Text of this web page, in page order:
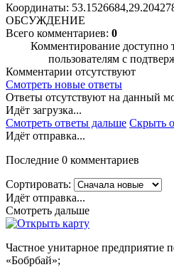
Координаты:
ОБСУЖДЕНИЕ
Всего комментариев: 0
Комментирование доступно
пользователям с
Комментарии отсутствуют
Смотреть новые ответы
Ответы отсутствуют на данный
Идёт загрузка...
Смотреть ответы дальше Скрыть
Идёт отправка...
Последние 0 комментариев
Сортировать:
Идёт отправка...
Смотреть дальше
Частное унитарное предприятие
«Бобрбай»;